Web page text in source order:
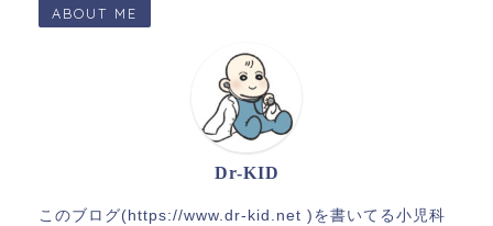
ABOUT ME
Dr-KID
このブログ(https://www.dr-kid.net )を書いてる小児科